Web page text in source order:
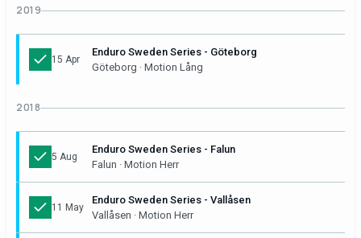
2019
15 Apr
Enduro Sweden Series - Göteborg
Göteborg · Motion Lång
2018
5 Aug
Enduro Sweden Series - Falun
Falun · Motion Herr
11 May
Enduro Sweden Series - Vallåsen
Vallåsen · Motion Herr